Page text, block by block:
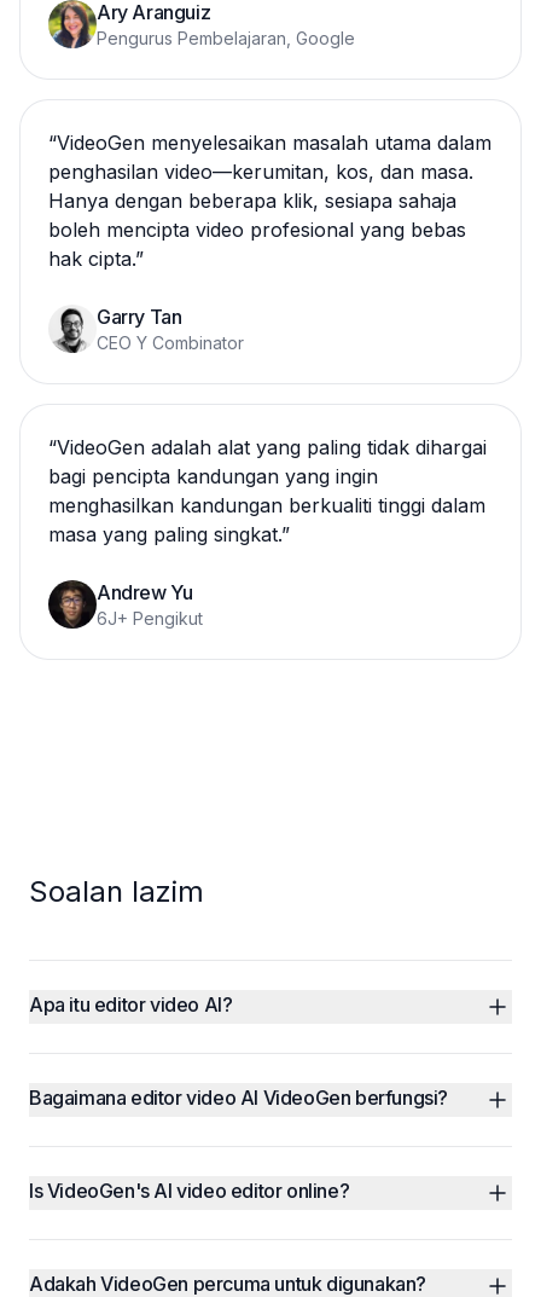
Ary Aranguiz
Pengurus Pembelajaran, Google
“VideoGen menyelesaikan masalah utama dalam
penghasilan video—kerumitan, kos, dan masa.
Hanya dengan beberapa klik, sesiapa sahaja
boleh mencipta video profesional yang bebas
hak cipta.”
Garry Tan
CEO Y Combinator
“VideoGen adalah alat yang paling tidak dihargai
bagi pencipta kandungan yang ingin
menghasilkan kandungan berkualiti tinggi dalam
masa yang paling singkat.”
Andrew Yu
6J+ Pengikut
Soalan lazim
Apa itu editor video AI?
Bagaimana editor video AI VideoGen berfungsi?
Is VideoGen's AI video editor online?
Adakah VideoGen percuma untuk digunakan?